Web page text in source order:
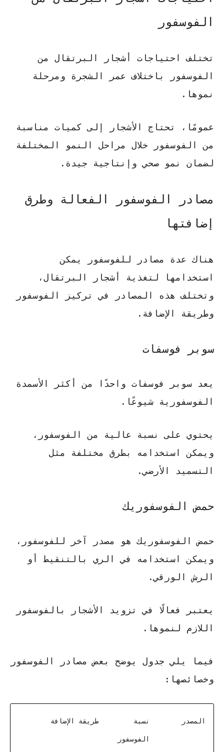
الفوسفور
تختلف احتياجات أشجار البرتقال من
الفوسفور باختلاف عمر الشجرة ومرحلة
نموها.
عمومًا، تحتاج الأشجار إلى كميات مناسبة
من الفوسفور خلال مراحل النمو المختلفة
لضمان نمو صحي وإنتاجية جيدة.
مصادر الفوسفور الفعالة وطرق
إضافتها
هناك عدة مصادر للفوسفور يمكن
استخدامها لتغذية أشجار البرتقال،
وتختلف هذه المصادر في تركيز الفوسفور
وطريقة الإضافة.
سوبر فوسفات
يعد سوبر فوسفات واحدًا من أكثر الأسمدة
الفوسفورية شيوعًا.
يحتوي على نسبة عالية من الفوسفور،
ويمكن استخدامه بطرق مختلفة مثل
التسميد الأرضي.
حمض الفوسفوريك
حمض الفوسفوريك هو مصدر آخر للفوسفور،
ويمكن استخدامه في الري بالتنقيط أو
الرش الورقي.
يعتبر فعالًا في تزويد الأشجار بالفوسفور
اللازم لنموها.
فيما يلي جدول يوضح بعض مصادر الفوسفور
وخصائصها:
المصدر نسبة
الفوسفور
طريقة الإضافة